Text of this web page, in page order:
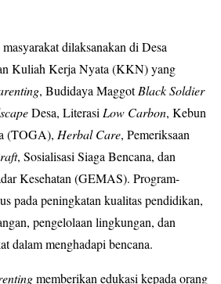
dilaksanakan di Desa
Kuliah Kerja Nyata (KKN) yang
, Budidaya MaggotBlack Soldier
Desa, LiterasiLow Carbon, Kebun
(TOGA), Herbal Care, Pemeriksaan
, Sosialisasi Siaga Bencana, dan
Kesehatan (GEMAS). Program-
pada peningkatan kualitas pendidikan,
pengelolaan lingkungan, dan
dalam menghadapi bencana.
memberikan edukasi kepada orang